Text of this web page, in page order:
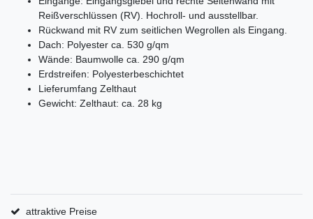
Reißverschlüssen (RV). Hochroll- und ausstellbar.
Rückwand mit RV zum seitlichen Wegrollen als Eingang.
Dach: Polyester ca. 530 g/qm
Wände: Baumwolle ca. 290 g/qm
Erdstreifen: Polyesterbeschichtet
Lieferumfang Zelthaut
Gewicht: Zelthaut: ca. 28 kg
attraktive Preise